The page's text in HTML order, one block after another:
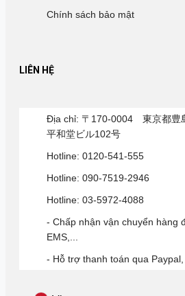
Chính sách bảo mật
LIÊN HỆ
Địa chỉ: 〒170-0004 東京都豊
平和堂ビル102号
Hotline: 0120-541-555
Hotline: 090-7519-2946
Hotline: 03-5972-4088
- Chấp nhận vận chuyển hàng
EMS,...
- Hỗ trợ thanh toán qua Paypal,